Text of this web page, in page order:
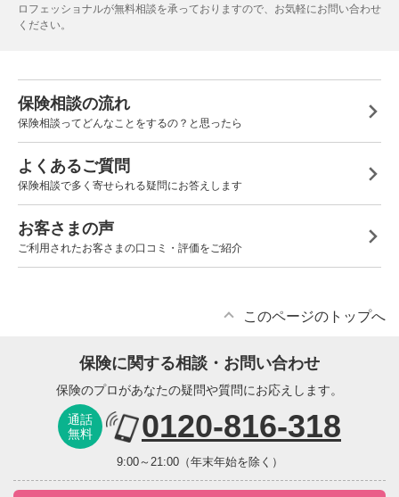
ロフェッショナルが無料相談を承っておりますので、お気軽にお問い合わせ
ください。
保険相談の流れ
保険相談ってどんなことをするの？と思ったら
よくあるご質問
保険相談で多く寄せられる疑問にお答えします
お客さまの声
ご利用されたお客さまの口コミ・評価をご紹介
このページのトップへ
保険に関する相談・お問い合わせ
保険のプロがあなたの疑問や質問にお応えします。
通話
無料
0120-816-318
9:00～21:00（年末年始を除く）